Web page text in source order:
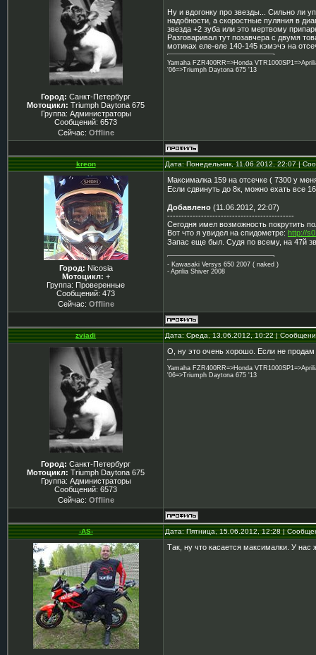
Город: Санкт-Петербург
Мотоцикл: Triumph Daytona 675
Группа: Администраторы
Сообщений: 6573
Сейчас: Offline
Ну и вдогонку про звезды... Сильно ли
надобности, а скоростные пуляния в
звезда +2 зуба или это мертвому
Разговаривал тут позавчера с двумя
мотиках еле-еле 140-145 кэмэчэ на
Yamaha FZR400RR=>Honda
'06=>Triumph Daytona 675 '13
kreon Дата: Понедельник, 11.06.2012, 22:07 |
Город: Nicosia
Мотоцикл: +
Группа: Проверенные
Сообщений: 473
Сейчас: Offline
Максималка 159 на отсечке ( 7300 у
Если сдвинуть до 8к, можно ехать все
Добавлено (11.06.2012, 22:07)
---------------------------------------------
Сегодня имел возможность покрутить
Вот что я увидел на спидометре: http://
Запас еще был. Судя по всему, на 47й
- Kawasaki Versys 650 2007 ( naked )
- Aprilia Shiver 2008
zviadi Дата: Среда, 13.06.2012, 10:22 |
Город: Санкт-Петербург
Мотоцикл: Triumph Daytona 675
Группа: Администраторы
Сообщений: 6573
Сейчас: Offline
О, ну это очень хорошо. Если не
Yamaha FZR400RR=>Honda
'06=>Triumph Daytona 675 '13
-AS- Дата: Пятница, 15.06.2012, 12:28 |
Так, ну что касается максималки. У нас